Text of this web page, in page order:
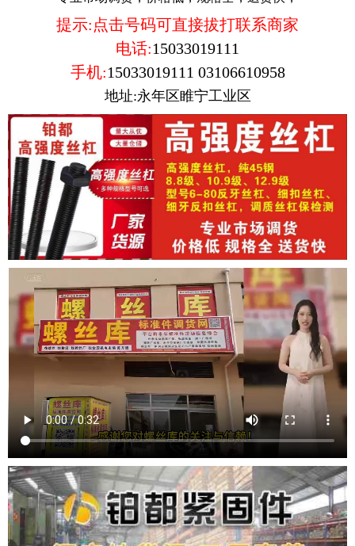
提示:点击号码可直接拔打联系商家
电话:15033019111
手机:15033019111 03106610958
地址:永年区睢宁工业区